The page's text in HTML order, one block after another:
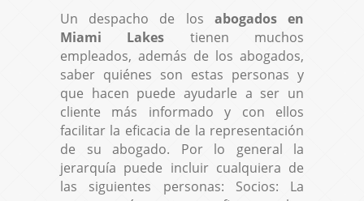
Un despacho de los abogados en
Miami Lakes tienen muchos
empleados, además de los abogados,
saber quiénes son estas personas y
que hacen puede ayudarle a ser un
cliente más informado y con ellos
facilitar la eficacia de la representación
de su abogado. Por lo general la
jerarquía puede incluir cualquiera de
las siguientes personas: Socios: La